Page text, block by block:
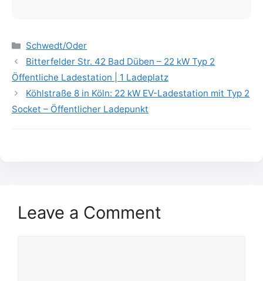
Categories
Schwedt/Oder
Bitterfelder Str. 42 Bad Düben – 22 kW Typ 2
Öffentliche Ladestation | 1 Ladeplatz
Köhlstraße 8 in Köln: 22 kW EV-Ladestation mit Typ 2
Socket – Öffentlicher Ladepunkt
Leave a Comment